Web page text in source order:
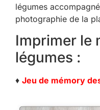
légumes
photographie de la
Imprimer le
légumes :
♦ Jeu de mémory